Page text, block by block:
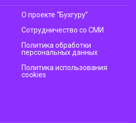
О проекте “Бухгуру”
Сотрудничество со СМИ
Политика обработки
персональных данных
Политика использования
cookies